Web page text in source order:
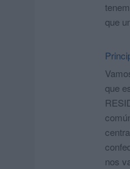
que
que
nos